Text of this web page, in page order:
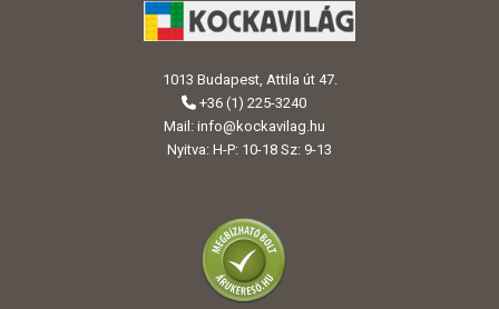
1013 Budapest, Attila út 47.
+36 (1) 225-3240
Mail: info@kockavilag.hu
Nyitva: H-P: 10-18 Sz: 9-13